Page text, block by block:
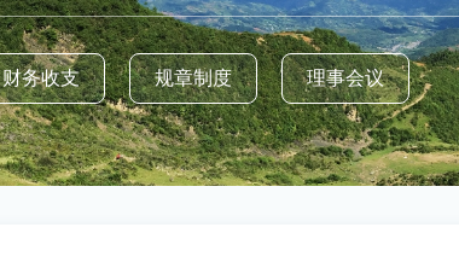
财务收支 规章制度 理事会议